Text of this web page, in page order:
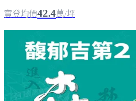
實登均價42.4萬/坪